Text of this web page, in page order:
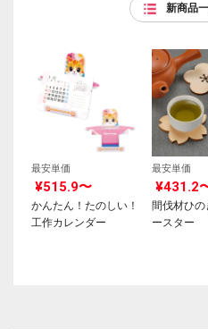
新商品
最安単価
¥515.9〜
かんたん！たのしい！
工作カレンダー
最安単価
¥431.2
間伐材ひの
ースター